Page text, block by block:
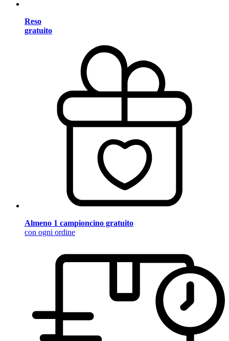
Reso
gratuito
Almeno 1 campioncino gratuito
con ogni ordine